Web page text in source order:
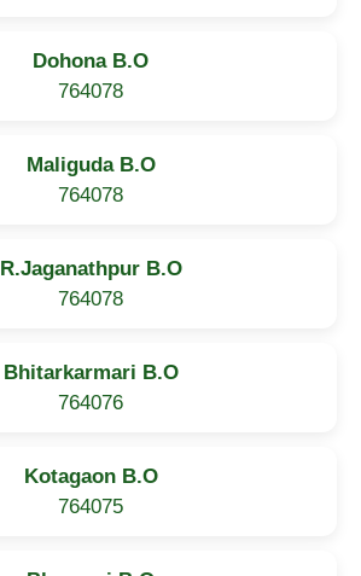
Dohona B.O
764078
Maliguda B.O
764078
R.Jaganathpur B.O
764078
Bhitarkarmari B.O
764076
Kotagaon B.O
764075